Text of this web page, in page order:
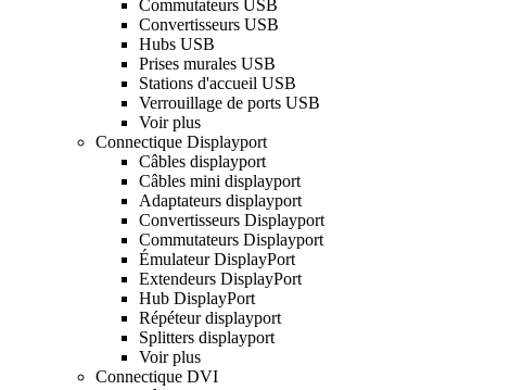
Commutateurs USB
Convertisseurs USB
Hubs USB
Prises murales USB
Stations d'accueil USB
Verrouillage de ports USB
Voir plus
Connectique Displayport
Câbles displayport
Câbles mini displayport
Adaptateurs displayport
Convertisseurs Displayport
Commutateurs Displayport
Émulateur DisplayPort
Extendeurs DisplayPort
Hub DisplayPort
Répéteur displayport
Splitters displayport
Voir plus
Connectique DVI